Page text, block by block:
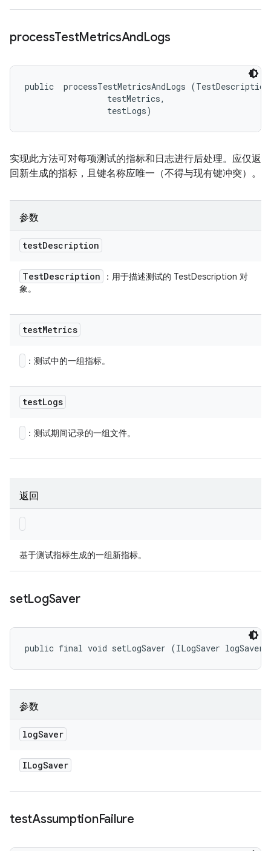
processTestMetricsAndLogs
public
processTestMetricsAndLogs
testMetrics,
testLogs)
实现此方法可对每项测试的指标和日志进行后处理。应仅返
回新生成的指标，且键名称应唯一（不得与现有键冲突）。
参数
testDescription
TestDescription
：用于描述测试的 TestDescription 对
象。
testMetrics
：测试中的一组指标。
testLogs
：测试期间记录的一组文件。
返回
基于测试指标生成的一组新指标。
setLogSaver
public final void setLogSaver (ILogSaver logSaver)
参数
logSaver
ILogSaver
testAssumptionFailure